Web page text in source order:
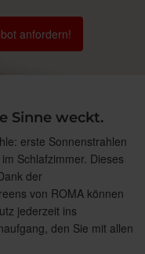
anfordern!
Sinne weckt.
erste Sonnenstrahlen
Schlafzimmer. Dieses
der
von ROMA können
jederzeit ins
den Sie mit allen